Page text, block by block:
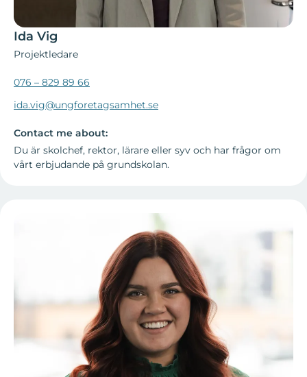
Ida Vig
Projektledare
076 – 829 89 66
ida.vig@ungforetagsamhet.se
Contact me about:
Du är skolchef, rektor, lärare eller syv och har frågor om
vårt erbjudande på grundskolan.